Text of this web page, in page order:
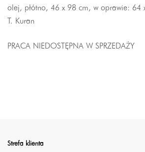
olej, płótno, 46 x 98 cm, w oprawie: 64
T. Kuran
PRACA NIEDOSTĘPNA W SPRZEDAŻY
Strefa klienta